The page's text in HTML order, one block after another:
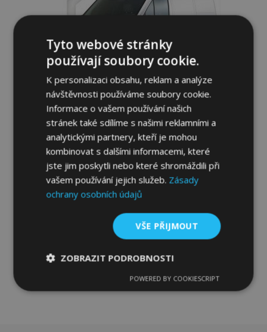
Deflektory přední masky pro FORD Transit
Connect 2008-2013
1 666,00 Kč
Přidat
oblíbeným
Tyto webové stránky
používají soubory cookie.
K personalizaci obsahu, reklam a analýze
návštěvnosti používáme soubory cookie.
Informace o vašem používání našich
stránek také sdílíme s našimi reklamními a
analytickými partnery, kteří je mohou
kombinovat s dalšími informacemi, které
jste jim poskytli nebo které shromáždili při
vašem používání jejich služeb. Zásady
ochrany osobních údajů
VŠE PŘIJMOUT
ZOBRAZIT PODROBNOSTI
nutné
Výkonové
soubory
Soubory
cílení
POWERED BY COOKIESCRIPT